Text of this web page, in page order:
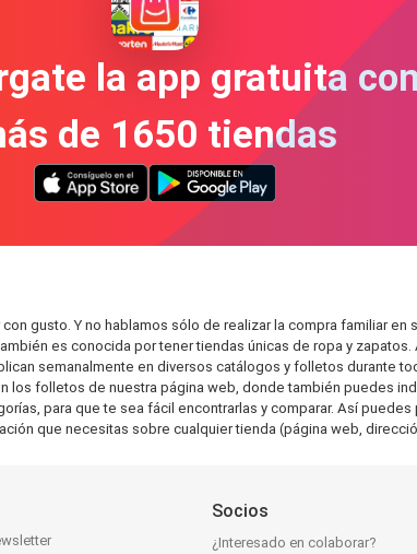
la app gratuita con
de 1650 tiendas
gusto. Y no hablamos sólo de realizar la compra familiar
es conocida por tener tiendas únicas de ropa y
semanalmente en diversos catálogos y folletos durante
folletos de nuestra página web, donde también puedes
para que te sea fácil encontrarlas y comparar. Así
que necesitas sobre cualquier tienda (página web,
Socios
¿Interesado en colaborar?